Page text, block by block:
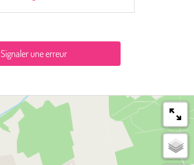
Signaler une erreur